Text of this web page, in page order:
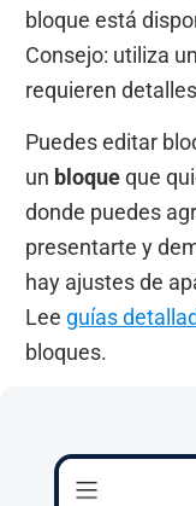
bloque está
Consejo: utiliza
requieren
Puedes editar
un bloqueque
donde puedes
presentarte y
hay ajustes de
Lee guías
bloques.